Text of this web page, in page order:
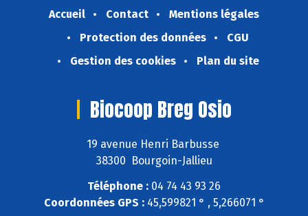
Accueil Contact
Mentions légales
Protection des données
CGU
Gestion des cookies
Plan du site
Biocoop Breg Osio
19 avenue Henri Barbusse
38300 Bourgoin-Jallieu
Téléphone : 04 74 43 93 26
Coordonnées GPS :45,599821 ° , 5,266071 °